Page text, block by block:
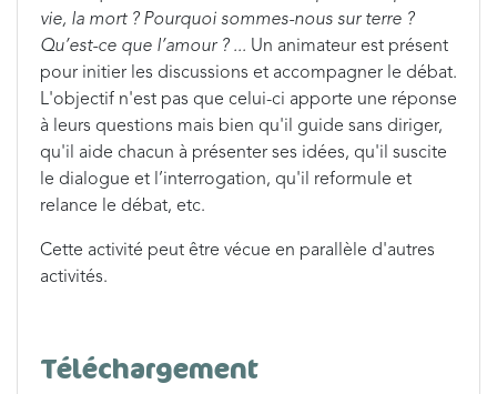
vie, la mort ? Pourquoi sommes-nous sur terre ?
Qu’est-ce que l’amour ? ... Un animateur est présent
pour initier les discussions et accompagner le débat.
L'objectif n'est pas que celui-ci apporte une réponse
à leurs questions mais bien qu'il guide sans diriger,
qu'il aide chacun à présenter ses idées, qu'il suscite
le dialogue et l’interrogation, qu'il reformule et
relance le débat, etc.
Cette activité peut être vécue en parallèle d'autres
activités.
Téléchargement